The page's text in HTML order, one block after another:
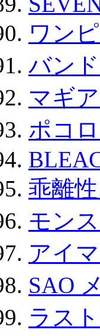
ワン
バン
マギ
ポコ
乖離
モン
アイ
SAO
ラス